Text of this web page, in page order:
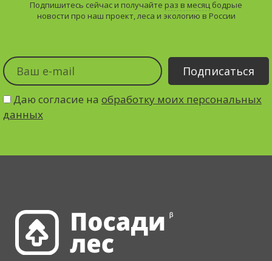
Подпишитесь сейчас и получайте раз в месяц бодрые
новости про наш проект, леса и экологию в России
Даю согласие на обработку моих персональных
данных